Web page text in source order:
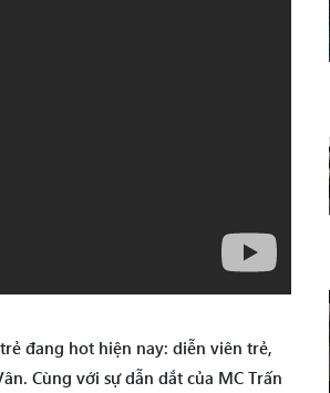
đang hot hiện nay: diễn viên trẻ,
Cùng với sự dẫn dắt của MC Trấn